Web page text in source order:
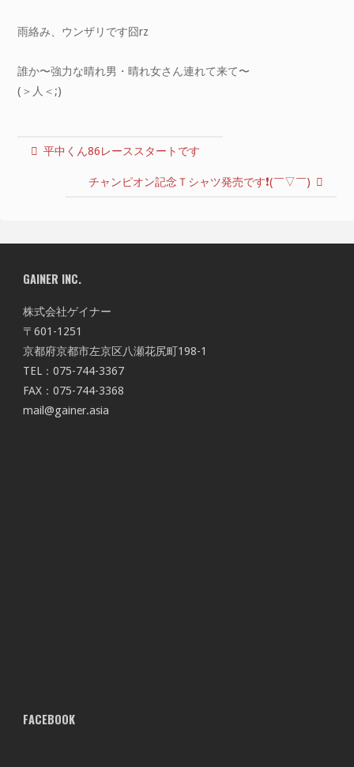
雨絡み、ウンザリです囧rz
誰か〜強力な晴れ男・晴れ女さん連れて来て〜
(＞人＜;)
平中くん86レーススタートです
チャンピオン記念Ｔシャツ発売です❗️(￣▽￣)
GAINER INC.
株式会社ゲイナー
〒601-1251
京都府京都市左京区八瀬花尻町198-1
TEL：075-744-3367
FAX：075-744-3368
mail@gainer.asia
FACEBOOK